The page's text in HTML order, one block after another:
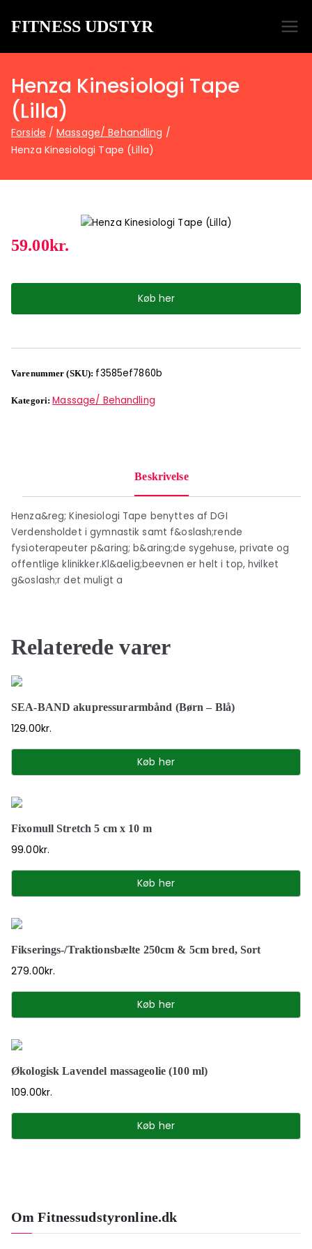
FITNESS UDSTYR
Henza Kinesiologi Tape
(Lilla)
Forside
Massage/ Behandling
Henza Kinesiologi Tape (Lilla)
59.00kr.
Køb her
Varenummer (SKU): f3585ef7860b
Kategori: Massage/ Behandling
Beskrivelse
Henza&reg; Kinesiologi Tape benyttes af DGI
Verdensholdet i gymnastik samt f&oslash;rende
fysioterapeuter p&aring; b&aring;de sygehuse, private og
offentlige klinikker.Kl&aelig;beevnen er helt i top, hvilket
g&oslash;r det muligt a
Relaterede varer
SEA-BAND akupressurarmbånd (Børn – Blå)
129.00kr.
Køb her
Fixomull Stretch 5 cm x 10 m
99.00kr.
Køb her
Fikserings-/Traktionsbælte 250cm & 5cm bred, Sort
279.00kr.
Køb her
Økologisk Lavendel massageolie (100 ml)
109.00kr.
Køb her
Om Fitnessudstyronline.dk